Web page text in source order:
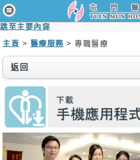
跳至主要內容
主頁
醫療服務
醫護專業人員
消息及活動
關於我們
聯絡我們
主頁 > 醫療服務 > 專職醫療
返回